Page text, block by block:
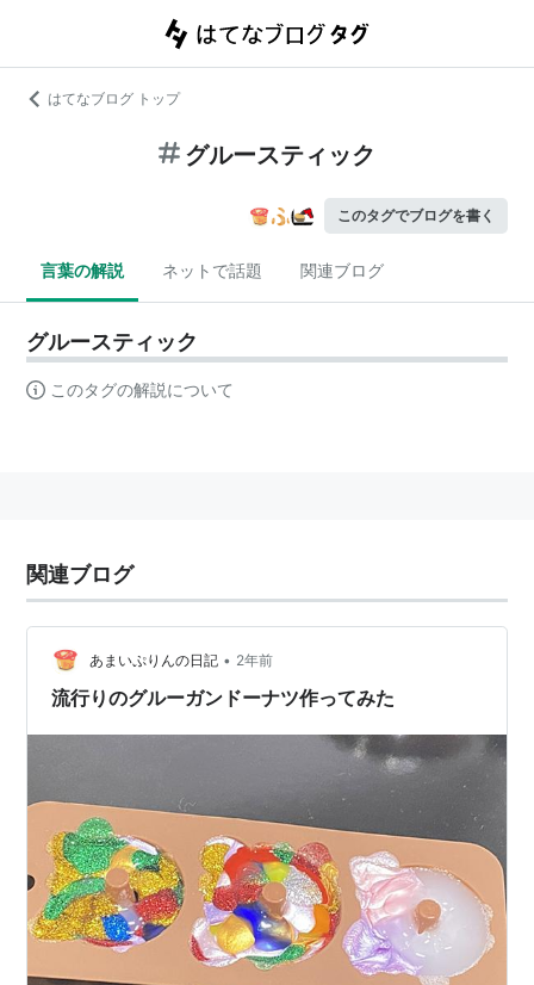
はてなブログ トップ
グルースティック
このタグでブログを書く
言葉の解説 ネットで話題 関連ブログ
グルースティック
このタグの解説について
関連ブログ
あまいぷりんの日記 • 2年前
流行りのグルーガンドーナツ作ってみた